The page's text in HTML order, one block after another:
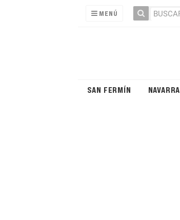
MENÚ
SAN FERMÍN NAVARRA